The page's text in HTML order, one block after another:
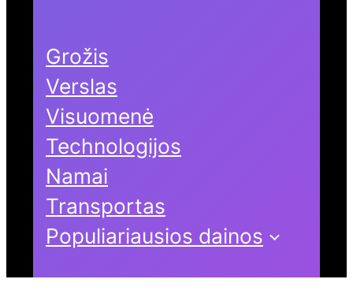
Grožis
Verslas
Visuomenė
Technologijos
Namai
Transportas
Populiariausios dainos